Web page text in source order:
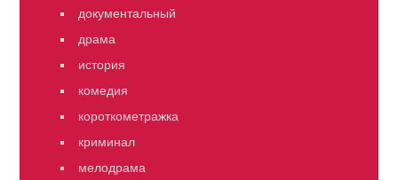
документальный
драма
история
комедия
короткометражка
криминал
мелодрама